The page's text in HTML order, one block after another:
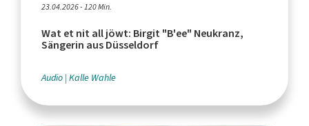
23.04.2026 - 120 Min.
Wat et nit all jöwt: Birgit "B'ee" Neukranz,
Sängerin aus Düsseldorf
Audio Kalle Wahle